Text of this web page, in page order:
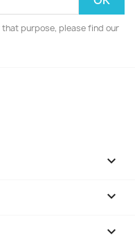
that purpose, please find our


